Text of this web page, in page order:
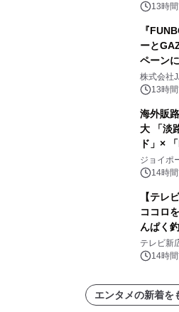
13時
『
ーと
ペーン
GR 4車
メニュ
株式会社
13時
海外販
大 「淡
ド」×
開始！
ジョイポ
14時
【テレ
ココロ
んぱく
学生を
テレビ新
14時
エンタメの新着を